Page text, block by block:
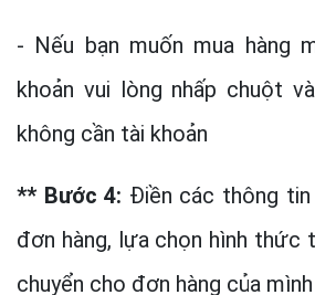
- Nếu bạn muốn mua hàng
khoản vui lòng nhấp chuột
không cần tài khoản
** Bước 4: Điền các thông tin
đơn hàng, lựa chọn hình thức
chuyển cho đơn hàng của mình